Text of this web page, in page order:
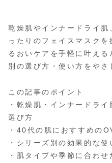
乾燥肌やインナードライ
ったりのフェイスマスクを
るおいケアを手軽に叶え
別の選び方・使い方をやさ
この記事のポイント
・乾燥肌・インナードラ
選び方
・40代の肌におすすめの
・シリーズ別の効果的な使
・肌タイプや季節に合わ